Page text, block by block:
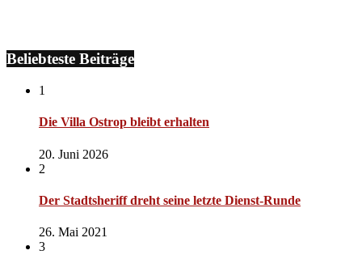
Beliebteste Beiträge
1
Die Villa Ostrop bleibt erhalten
20. Juni 2026
2
Der Stadtsheriff dreht seine letzte Dienst-Runde
26. Mai 2021
3